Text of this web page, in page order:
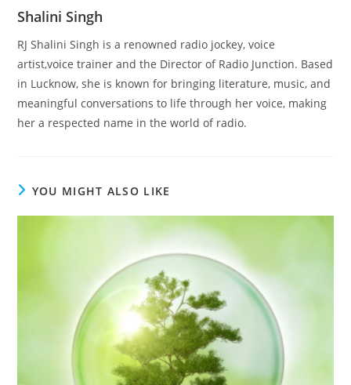
Shalini Singh
RJ Shalini Singh is a renowned radio jockey, voice
artist,voice trainer and the Director of Radio Junction. Based
in Lucknow, she is known for bringing literature, music, and
meaningful conversations to life through her voice, making
her a respected name in the world of radio.
YOU MIGHT ALSO LIKE